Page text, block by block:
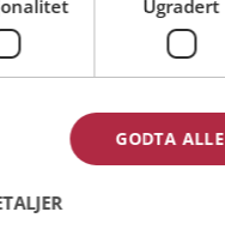
Medlemsvilkårene
Ugradert
GODTA ALLE